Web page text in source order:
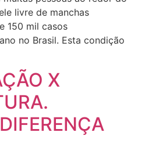
livre de manchas
mil casos
no Brasil. Esta condição
X